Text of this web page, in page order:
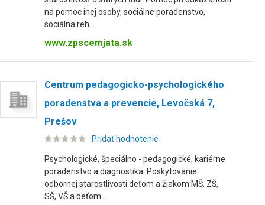
na pomoc inej osoby, sociálne poradenstvo,
sociálna reh...
www.zpscemjata.sk
Centrum pedagogicko-psychologického
poradenstva a prevencie, Levočská 7,
Prešov
Pridať hodnotenie
Psychologické, špeciálno - pedagogické, kariérne
poradenstvo a diagnostika. Poskytovanie
odbornej starostlivosti deťom a žiakom MŠ, ZŠ,
SŠ, VŠ a deťom...